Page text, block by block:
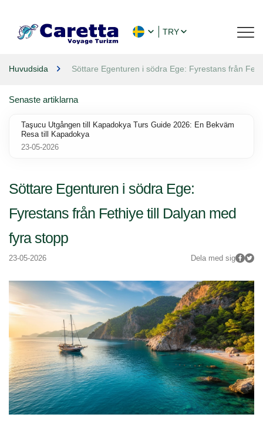
TRY
Huvudsida Söttare Egenturen i södra Ege: Fyrestans från
Söttare Egenturen i södra Ege:
Fyrestans från Fethiye till Dalyan med
fyra stopp
23-05-2026 Dela med sig
Senaste artiklarna
Taşucu Utgången till Kapadokya Turs Guide 2026: En Bekväm
Resa till Kapadokya
23-05-2026